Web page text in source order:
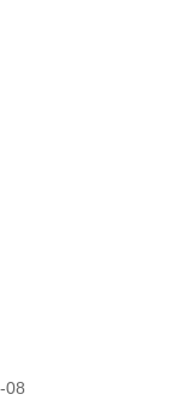
08